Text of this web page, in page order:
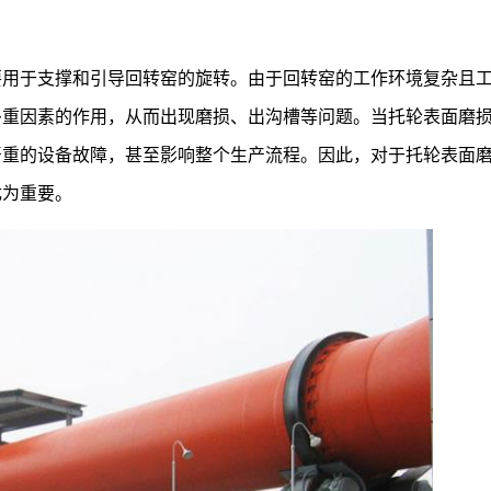
于支撑和引导回转窑的旋转。由于回转窑的工作环境复杂且
因素的作用，从而出现磨损、出沟槽等问题。当托轮表面磨
的设备故障，甚至影响整个生产流程。因此，对于托轮表面
重要。